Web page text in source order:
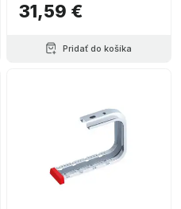
31,59 €
Pridať do košíka